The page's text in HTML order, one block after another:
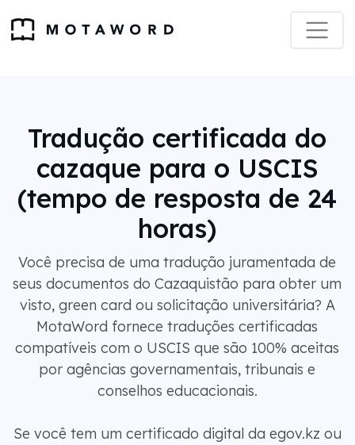
Tradução certificada do
cazaque para o USCIS
(tempo de resposta de 24
horas)
Você precisa de uma tradução juramentada de
seus documentos do Cazaquistão para obter um
visto, green card ou solicitação universitária? A
MotaWord fornece traduções certificadas
compatíveis com o USCIS que são 100% aceitas
por agências governamentais, tribunais e
conselhos educacionais.
Se você tem um certificado digital da egov.kz ou